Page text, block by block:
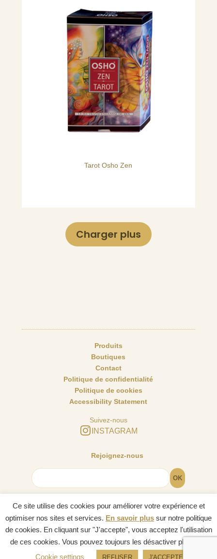
Tarot Osho Zen
Charger plus
Produits
Boutiques
Contact
Politique de confidentialité
Politique de cookies
Accessibility Statement
Suivez-nous
INSTAGRAM
Rejoignez-nous
© Cartomancie Dusserre 2024. Tous droits réservés.
Ce site utilise des cookies pour améliorer votre expérience et
optimiser nos sites et services. En savoir plus sur notre politique
de cookies. En cliquant sur "J'accepte", vous acceptez l'utilisation
de ces cookies. Vous pouvez toujours les désactiver plus tard.
Cookie settings
REFUSER J'ACCEPTE
English(Anglais) Français